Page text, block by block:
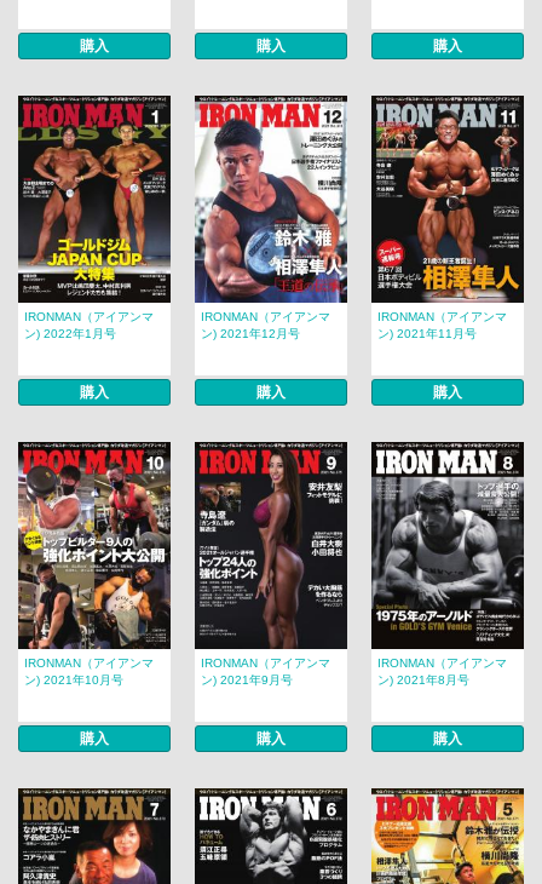
購入 購入 購入
IRONMAN（アイアンマ
ン) 2022年1月号
購入
IRONMAN（アイアンマ
ン) 2021年12月号
購入
IRONMAN（アイアンマ
ン) 2021年11月号
購入
IRONMAN（アイアンマ
ン) 2021年10月号
購入
IRONMAN（アイアンマ
ン) 2021年9月号
購入
IRONMAN（アイアンマ
ン) 2021年8月号
購入